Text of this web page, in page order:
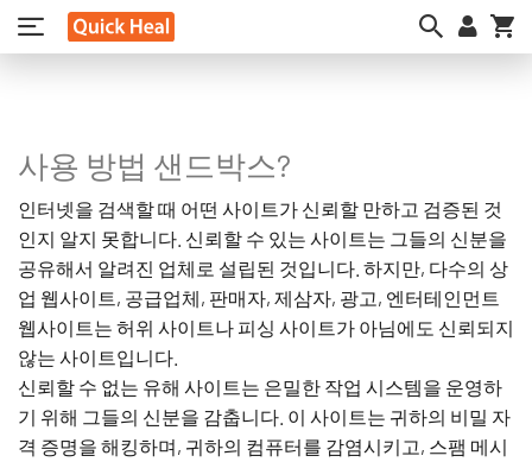
사용 방법 샌드박스?
인터넷을 검색할 때 어떤 사이트가 신뢰할 만하고 검증된 것
인지 알지 못합니다. 신뢰할 수 있는 사이트는 그들의 신분을
공유해서 알려진 업체로 설립된 것입니다. 하지만, 다수의 상
업 웹사이트, 공급업체, 판매자, 제삼자, 광고, 엔터테인먼트
웹사이트는 허위 사이트나 피싱 사이트가 아님에도 신뢰되지
않는 사이트입니다.
신뢰할 수 없는 유해 사이트는 은밀한 작업 시스템을 운영하
기 위해 그들의 신분을 감춥니다. 이 사이트는 귀하의 비밀 자
격 증명을 해킹하며, 귀하의 컴퓨터를 감염시키고, 스팸 메시